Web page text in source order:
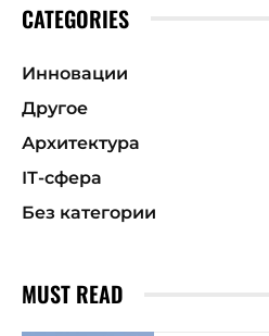
CATEGORIES
Инновации
Другое
Архитектура
ІТ-сфера
Без категории
MUST READ